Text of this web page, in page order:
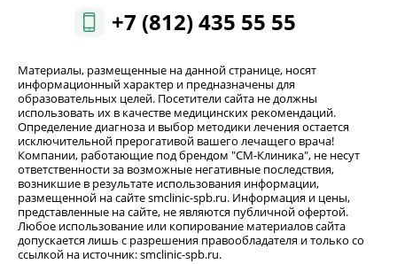
+7 (812) 435 55 55
Материалы, размещенные на данной странице, носят
информационный характер и предназначены для
образовательных целей. Посетители сайта не должны
использовать их в качестве медицинских рекомендаций.
Определение диагноза и выбор методики лечения остается
исключительной прерогативой вашего лечащего врача!
Компании, работающие под брендом "СМ-Клиника", не несут
ответственности за возможные негативные последствия,
возникшие в результате использования информации,
размещенной на сайте smclinic-spb.ru. Информация и цены,
представленные на сайте, не являются публичной офертой.
Любое использование или копирование материалов сайта
допускается лишь с разрешения правообладателя и только со
ссылкой на источник: smclinic-spb.ru.